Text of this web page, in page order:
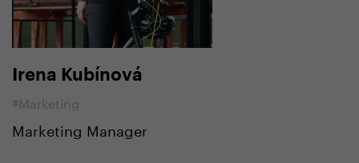
Irena Kubínová
#Marketing
Marketing Manager